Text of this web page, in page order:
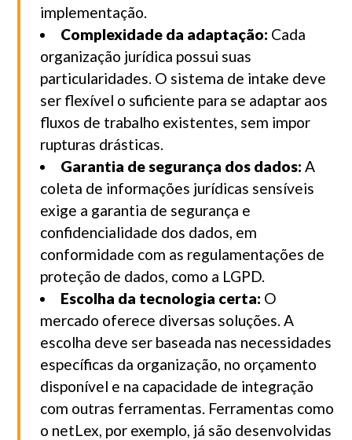
implementação.
Complexidade da adaptação: Cada
organização jurídica possui suas
particularidades. O sistema de intake deve
ser flexível o suficiente para se adaptar aos
fluxos de trabalho existentes, sem impor
rupturas drásticas.
Garantia de segurança dos dados: A
coleta de informações jurídicas sensíveis
exige a garantia de segurança e
confidencialidade dos dados, em
conformidade com as regulamentações de
proteção de dados, como a LGPD.
Escolha da tecnologia certa: O
mercado oferece diversas soluções. A
escolha deve ser baseada nas necessidades
específicas da organização, no orçamento
disponível e na capacidade de integração
com outras ferramentas. Ferramentas como
o netLex, por exemplo, já são desenvolvidas